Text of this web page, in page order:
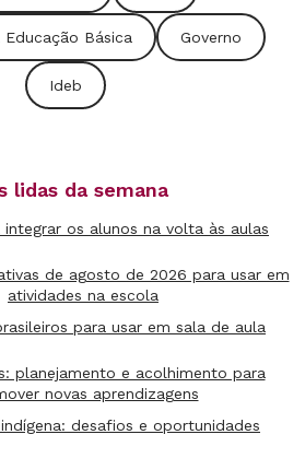
assinalou ainda a importância
péssimo costume: a
demoram décadas para dar
da avaliação da
exemplo, o Índice de
Educação Básica (Ideb),
mandato do governo Lula,
precursor, o Sistema de
Básica (Saeb), criado em
na administração de
Cardoso. No setor de
Básica Governo
Ideb
lidas da semana
integrar os alunos na volta às aulas
de agosto de 2026 para usar em
atividades na escola
para usar em sala de aula
planejamento e acolhimento para
novas aprendizagens
desafios e oportunidades